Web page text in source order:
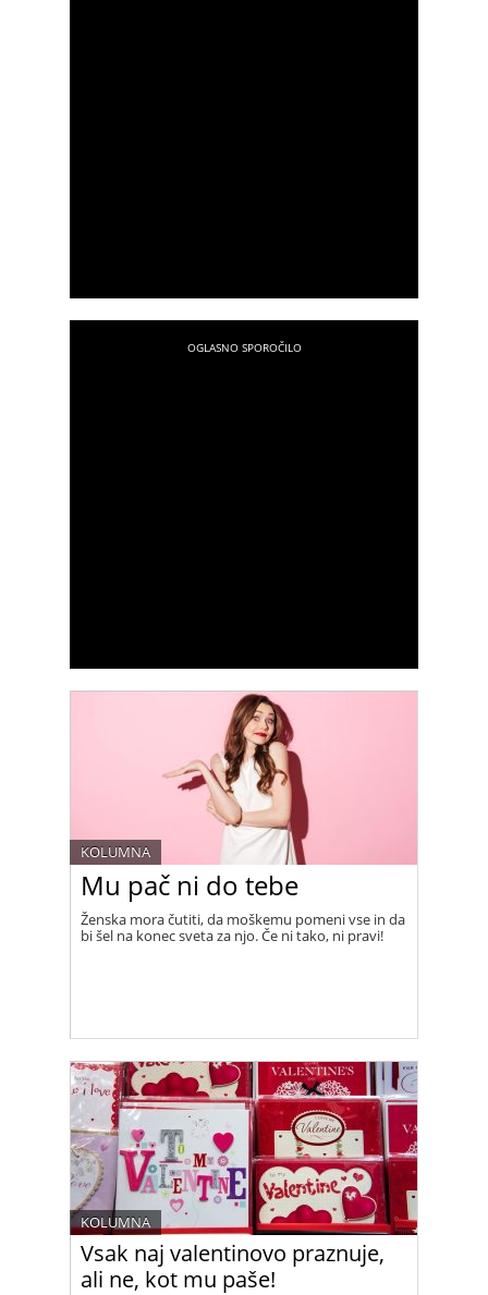
Mu pač ni do tebe
KOLUMNA
Ženska mora čutiti, da moškemu pomeni vse in da
bi šel na konec sveta za njo. Če ni tako, ni pravi!
Vsak naj valentinovo praznuje,
ali ne, kot mu paše!
KOLUMNA